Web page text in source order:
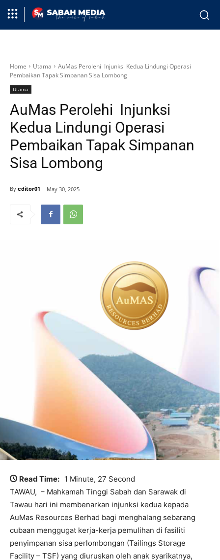
Home Utama
AuMas Perolehi Injunksi Kedua Lindungi Operasi
Pembaikan Tapak Simpanan Sisa Lombong
Utama
AuMas Perolehi Injunksi
Kedua Lindungi Operasi
Pembaikan Tapak Simpanan
Sisa Lombong
By editor01 May 30, 2025
Read Time: 1 Minute, 27 Second
TAWAU, – Mahkamah Tinggi Sabah dan Sarawak di
Tawau hari ini membenarkan injunksi kedua kepada
AuMas Resources Berhad bagi menghalang sebarang
cubaan menggugat kerja-kerja pemulihan di fasiliti
penyimpanan sisa perlombongan (Tailings Storage
Facility – TSF) yang diuruskan oleh anak syarikatnya,